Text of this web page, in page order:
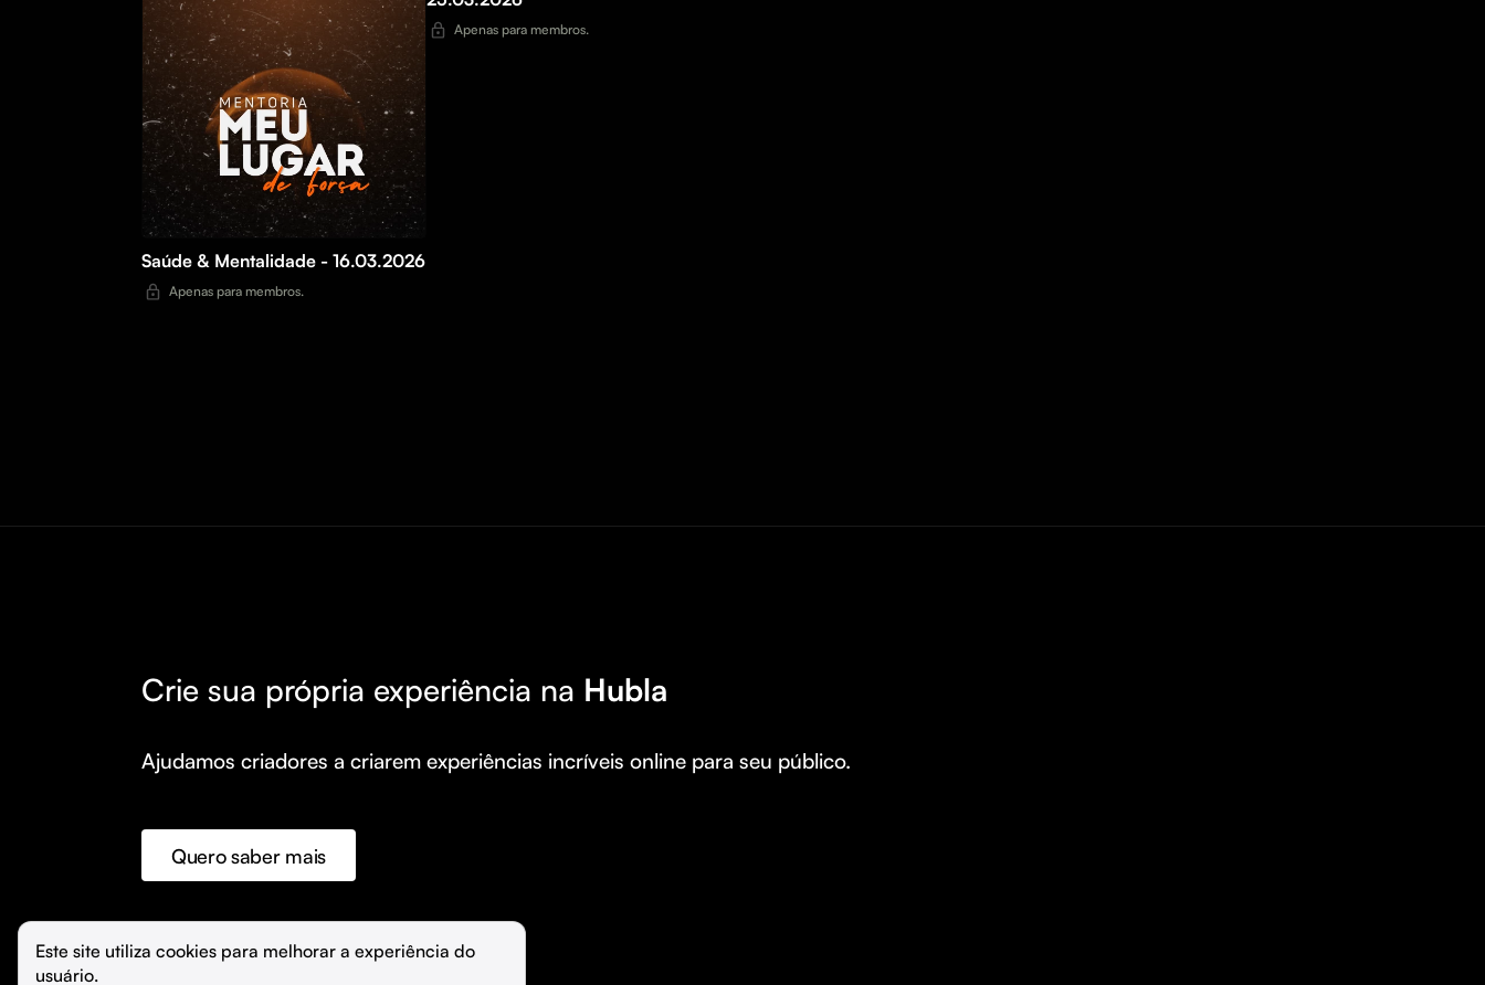
Saúde & Mentalidade - 16.03.2026
Apenas para membros.
Apenas para membros.
Crie sua própria experiência na Hubla
Ajudamos criadores a criarem experiências incríveis online para seu público.
Quero saber mais
©️ Hubla Tecnologia Ltda • 2026
Este site utiliza cookies para melhorar a experiência do
usuário.